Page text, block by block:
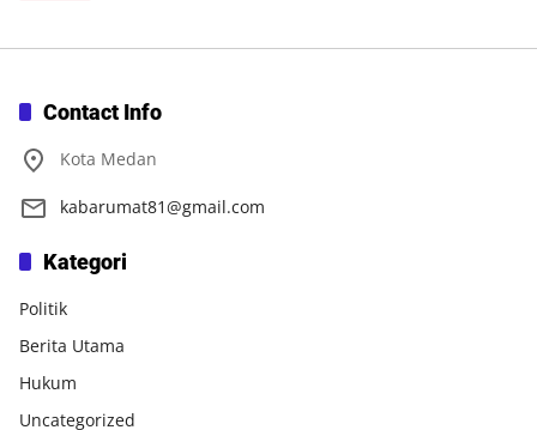
Contact Info
Kota Medan
kabarumat81@gmail.com
Kategori
Politik
Berita Utama
Hukum
Uncategorized